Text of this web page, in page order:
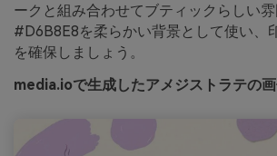
ークと組み合わせてブティックらしい雰
#D6B8E8を柔らかい背景として使い、
を確保しましょう。
media.ioで生成したアメジストラテの画